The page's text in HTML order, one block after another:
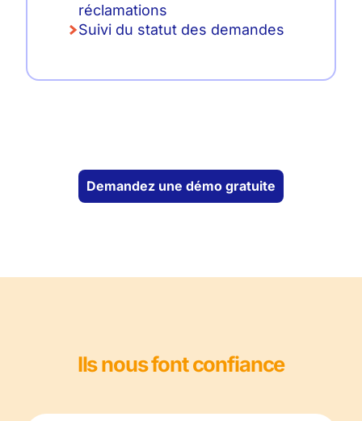
réclamations
Suivi du statut des demandes
Demandez une démo gratuite
Ils nous font confiance